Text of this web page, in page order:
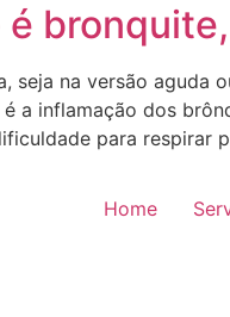
é
seja na versão aguda
a inflamação dos
para respirar
Home